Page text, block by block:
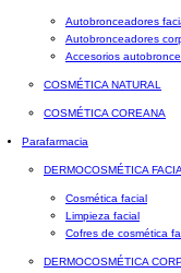
Autobronceadores
Autobronceadores
Accesorios
COSMÉTICA NATURAL
COSMÉTICA COREANA
Parafarmacia
DERMOCOSMÉTICA
Cosmética facial
Limpieza facial
Cofres de cosmética
DERMOCOSMÉTICA